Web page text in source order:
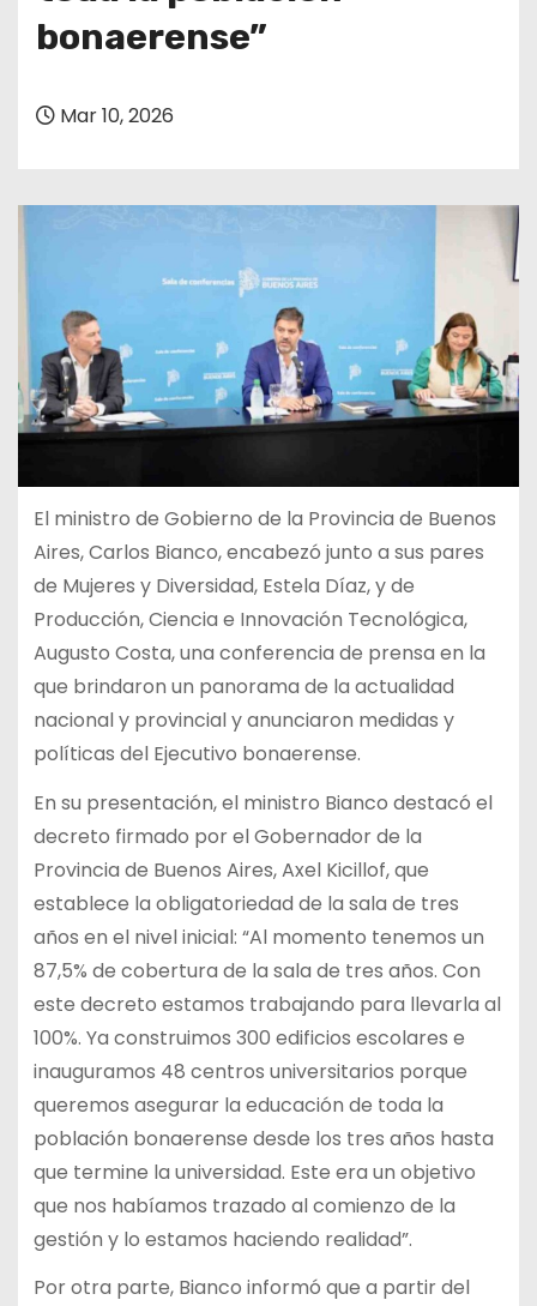
bonaerense”
Mar 10, 2026
El ministro de Gobierno de la Provincia de Buenos
Aires, Carlos Bianco, encabezó junto a sus pares
de Mujeres y Diversidad, Estela Díaz, y de
Producción, Ciencia e Innovación Tecnológica,
Augusto Costa, una conferencia de prensa en la
que brindaron un panorama de la actualidad
nacional y provincial y anunciaron medidas y
políticas del Ejecutivo bonaerense.
En su presentación, el ministro Bianco destacó el
decreto firmado por el Gobernador de la
Provincia de Buenos Aires, Axel Kicillof, que
establece la obligatoriedad de la sala de tres
años en el nivel inicial: “Al momento tenemos un
87,5% de cobertura de la sala de tres años. Con
este decreto estamos trabajando para llevarla al
100%. Ya construimos 300 edificios escolares e
inauguramos 48 centros universitarios porque
queremos asegurar la educación de toda la
población bonaerense desde los tres años hasta
que termine la universidad. Este era un objetivo
que nos habíamos trazado al comienzo de la
gestión y lo estamos haciendo realidad”.
Por otra parte, Bianco informó que a partir del